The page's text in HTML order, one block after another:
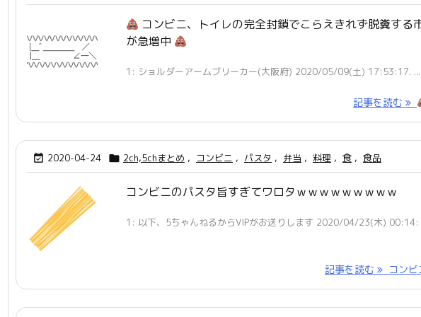
コンビニ、トイレの完全封鎖でこらえきれず脱糞する
が急増中
1: ショルダーアームブリーカー(大阪府) 2020/05/09(土) 17:53:17. ...
記事を読む
 2020-04-24  2ch,5chまとめ , コンビニ , パスタ , 弁当 , 料理 , 食 , 食品
コンビニのパスタ旨すぎてワロタｗｗｗｗｗｗｗｗｗ
1: 以下、5ちゃんねるからVIPがお送りします 2020/04/23(木) 00:14:
記事を読む コンビ